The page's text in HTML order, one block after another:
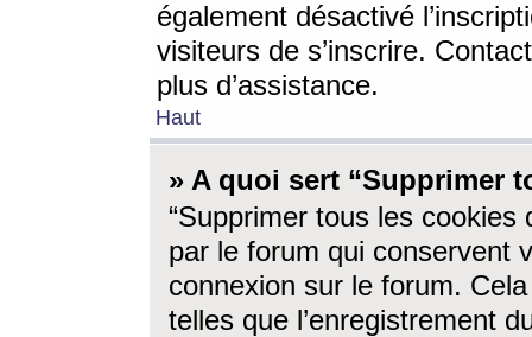
également désactivé
visiteurs de s’inscrire.
plus d’assistance.
Haut
» A quoi sert “Supprimer
“Supprimer tous les cookies
par le forum qui conservent
connexion sur le forum.
telles que l’enregistrement